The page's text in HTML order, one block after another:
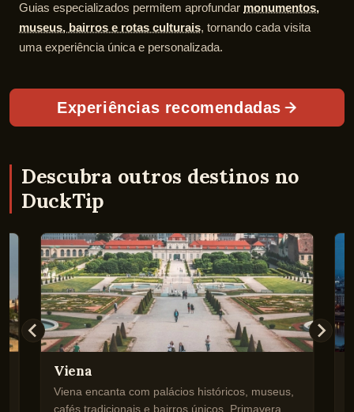
Guias especializados permitem aprofundar monumentos,
museus, bairros e rotas culturais, tornando cada visita
uma experiência única e personalizada.
Experiências recomendadas
Descubra outros destinos no
DuckTip
Viena
Viena encanta com palácios históricos, museus,
cafés tradicionais e bairros únicos. Primavera e